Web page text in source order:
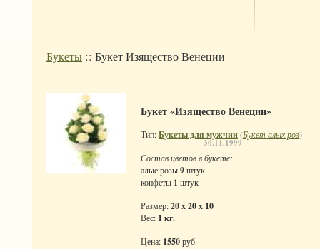
Букеты :: Букет Изящество Венеции
30.11.1999
Букет «Изящество Венеции»
Тип:Букеты для мужчин(Букет алых роз)
Состав цветов в букете:
алые розы9штук
конфеты 1 штук
Размер:20 x 20 x 10
Вес: 1 кг.
Цена: 1550руб.